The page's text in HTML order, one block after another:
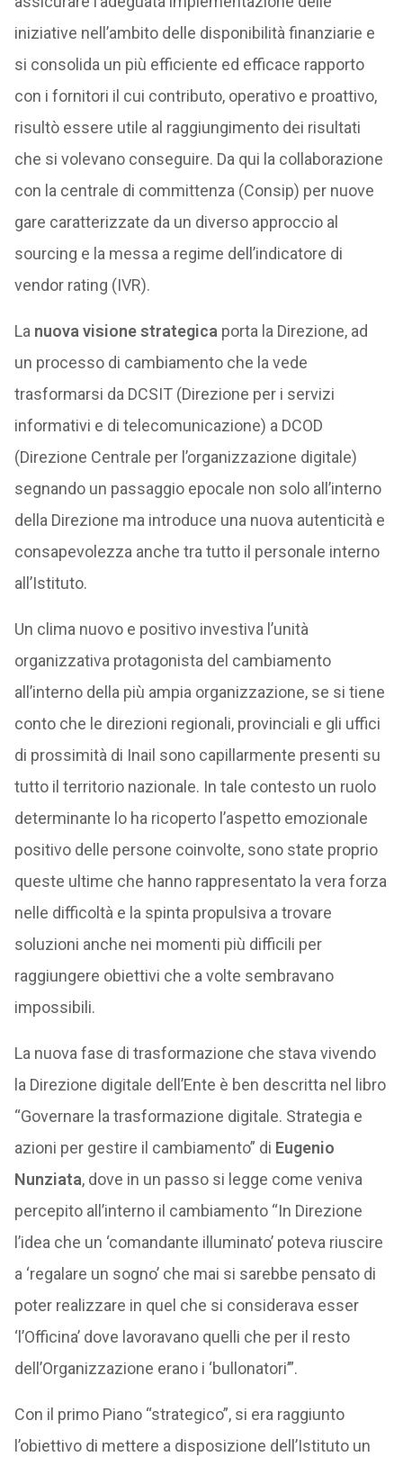
iniziative nell’ambito delle disponibilità finanziarie e
si consolida un più efficiente ed efficace rapporto
con i fornitori il cui contributo, operativo e proattivo,
risultò essere utile al raggiungimento dei risultati
che si volevano conseguire. Da qui la collaborazione
con la centrale di committenza (Consip) per nuove
gare caratterizzate da un diverso approccio al
sourcing e la messa a regime dell’indicatore di
vendor rating (IVR).
La nuova visione strategica porta la Direzione, ad
un processo di cambiamento che la vede
trasformarsi da DCSIT (Direzione per i servizi
informativi e di telecomunicazione) a DCOD
(Direzione Centrale per l’organizzazione digitale)
segnando un passaggio epocale non solo all’interno
della Direzione ma introduce una nuova autenticità e
consapevolezza anche tra tutto il personale interno
all’Istituto.
Un clima nuovo e positivo investiva l’unità
organizzativa protagonista del cambiamento
all’interno della più ampia organizzazione, se si tiene
conto che le direzioni regionali, provinciali e gli uffici
di prossimità di Inail sono capillarmente presenti su
tutto il territorio nazionale. In tale contesto un ruolo
determinante lo ha ricoperto l’aspetto emozionale
positivo delle persone coinvolte, sono state proprio
queste ultime che hanno rappresentato la vera forza
nelle difficoltà e la spinta propulsiva a trovare
soluzioni anche nei momenti più difficili per
raggiungere obiettivi che a volte sembravano
impossibili.
La nuova fase di trasformazione che stava vivendo
la Direzione digitale dell’Ente è ben descritta nel libro
“Governare la trasformazione digitale. Strategia e
azioni per gestire il cambiamento” di Eugenio
Nunziata, dove in un passo si legge come veniva
percepito all’interno il cambiamento “In Direzione
l’idea che un ‘comandante illuminato’ poteva riuscire
a ‘regalare un sogno’ che mai si sarebbe pensato di
poter realizzare in quel che si considerava esser
‘l’Officina’ dove lavoravano quelli che per il resto
dell’Organizzazione erano i ‘bullonatori’”.
Con il primo Piano “strategico”, si era raggiunto
l’obiettivo di mettere a disposizione dell’Istituto un